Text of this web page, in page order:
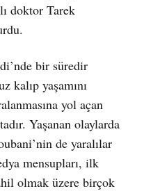
doktor Tarek
bir süredir
kalıp yaşamını
yol açan
Yaşanan olaylarda
de yaralılar
mensupları, ilk
olmak üzere birçok